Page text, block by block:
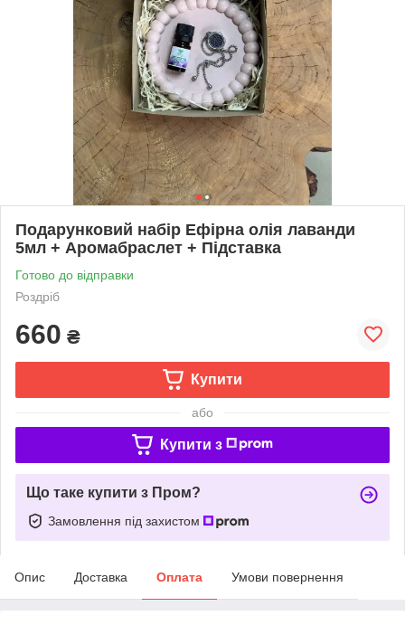
Подарунковий набір Ефірна олія лаванди
5мл + Аромабраслет + Підставка
Готово до відправки
Роздріб
660 ₴
Купити
або
Купити з
Що таке купити з Пром?
Замовлення під захистом
Опис Доставка Оплата Умови повернення